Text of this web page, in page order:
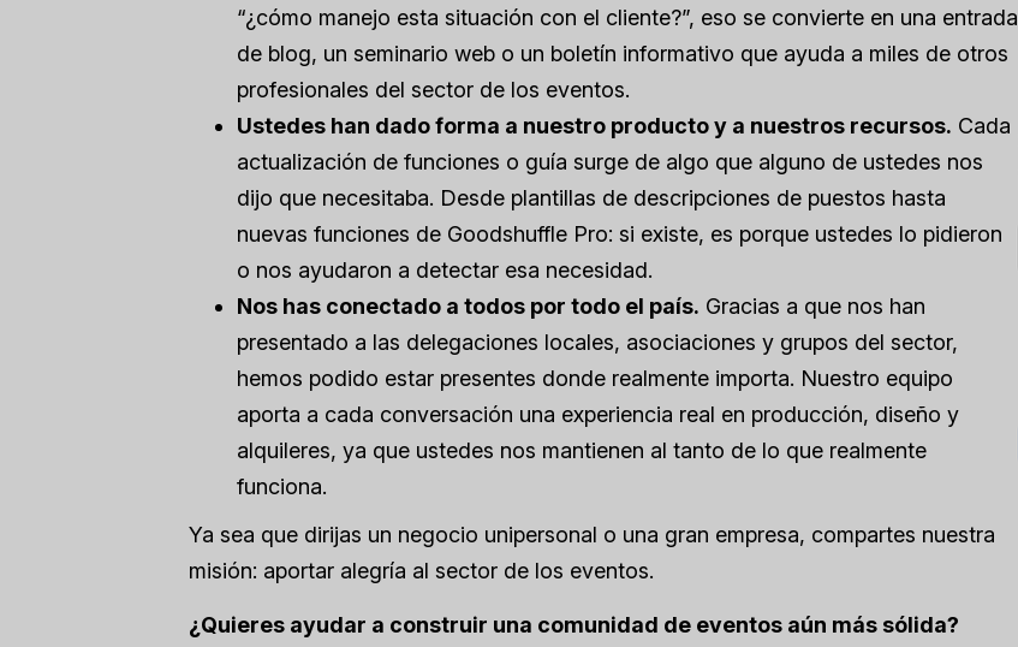
“¿cómo manejo esta situación con el cliente?”, eso se convierte en una entrada
de blog, un seminario web o un boletín informativo que ayuda a miles de otros
profesionales del sector de los eventos.
Ustedes han dado forma a nuestro producto y a nuestros recursos. Cada
actualización de funciones o guía surge de algo que alguno de ustedes nos
dijo que necesitaba. Desde plantillas de descripciones de puestos hasta
nuevas funciones de Goodshuffle Pro: si existe, es porque ustedes lo pidieron
o nos ayudaron a detectar esa necesidad.
Nos has conectado a todos por todo el país. Gracias a que nos han
presentado a las delegaciones locales, asociaciones y grupos del sector,
hemos podido estar presentes donde realmente importa. Nuestro equipo
aporta a cada conversación una experiencia real en producción, diseño y
alquileres, ya que ustedes nos mantienen al tanto de lo que realmente
funciona.
Ya sea que dirijas un negocio unipersonal o una gran empresa, compartes nuestra
misión: aportar alegría al sector de los eventos.
¿Quieres ayudar a construir una comunidad de eventos aún más sólida?